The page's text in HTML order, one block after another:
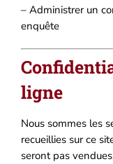
– Administrer un
enquête
ligne
Nous sommes les
recueillies sur ce
seront pas